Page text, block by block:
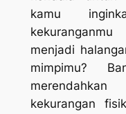
kamu
menjadi
mimpimu?
kekurangan